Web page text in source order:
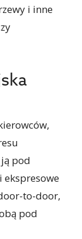
i inne
pod
ekspresowe
to-door,
pod